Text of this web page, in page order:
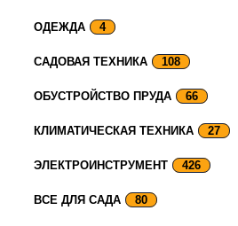
ОДЕЖДА 4
САДОВАЯ ТЕХНИКА 108
ОБУСТРОЙСТВО ПРУДА 66
КЛИМАТИЧЕСКАЯ ТЕХНИКА 27
ЭЛЕКТРОИНСТРУМЕНТ 426
ВСЕ ДЛЯ САДА 80